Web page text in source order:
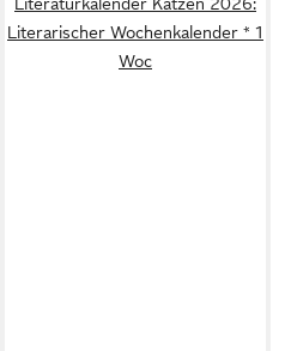
Literarischer Wochenkalender * 1
Woc